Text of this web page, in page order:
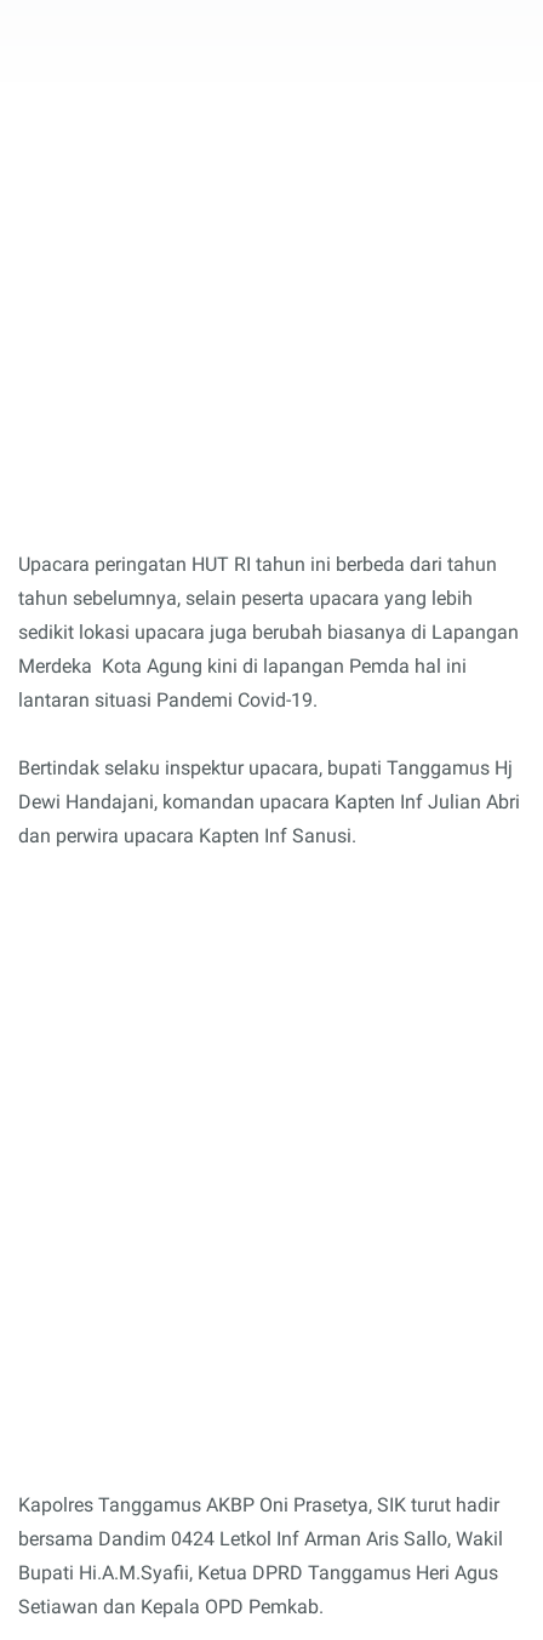
Upacara peringatan HUT RI tahun ini berbeda dari tahun
tahun sebelumnya, selain peserta upacara yang lebih
sedikit lokasi upacara juga berubah biasanya di Lapangan
Merdeka Kota Agung kini di lapangan Pemda hal ini
lantaran situasi Pandemi Covid-19.
Bertindak selaku inspektur upacara, bupati Tanggamus Hj
Dewi Handajani, komandan upacara Kapten Inf Julian Abri
dan perwira upacara Kapten Inf Sanusi.
Kapolres Tanggamus AKBP Oni Prasetya, SIK turut hadir
bersama Dandim 0424 Letkol Inf Arman Aris Sallo, Wakil
Bupati Hi.A.M.Syafii, Ketua DPRD Tanggamus Heri Agus
Setiawan dan Kepala OPD Pemkab.